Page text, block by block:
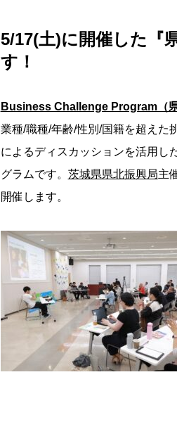
5/17(土)に開催した『
す！
Business Challenge Program（県
業種/職種/年齢/性別/国籍を超えた
によるディスカッションを活用し
グラムです。 茨城県県北振興局主
開催します。